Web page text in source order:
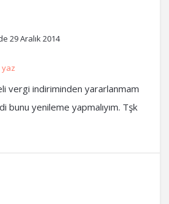
29 Aralık 2014
yaz
vergi indiriminden yararlanmam
bunu yenileme yapmalıyım. Tşk